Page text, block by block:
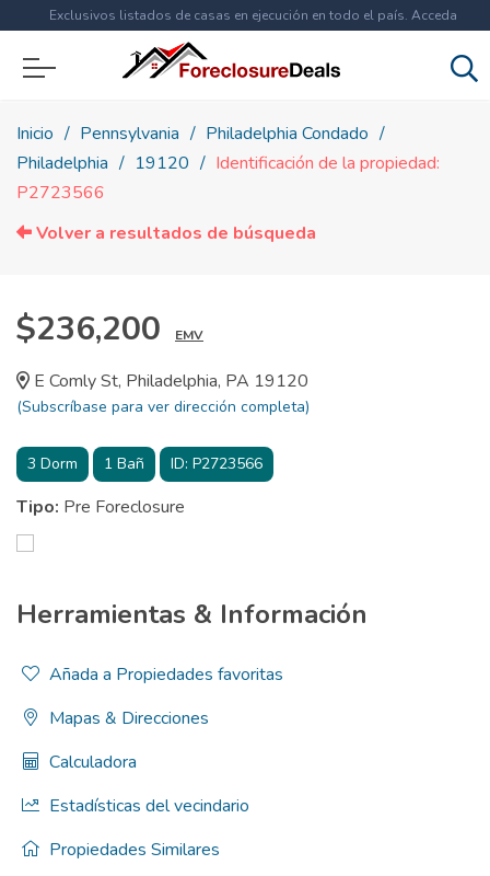
Exclusivos listados de casas en ejecución en todo el país. Acceda
ahora a
Inicio Pennsylvania
Philadelphia Condado
Philadelphia
19120
Identificación de la propiedad:
P2723566
Volver a resultados de búsqueda
$236,200 EMV
E Comly St, Philadelphia, PA 19120
(Subscríbase para ver dirección completa)
3 Dorm 1 Bañ ID: P2723566
Tipo: Pre Foreclosure
Herramientas & Información
Añada a Propiedades favoritas
Mapas & Direcciones
Calculadora
Estadísticas del vecindario
Propiedades Similares